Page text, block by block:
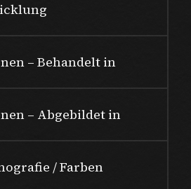
– Behandelt in
– Abgebildet in
/ Farben